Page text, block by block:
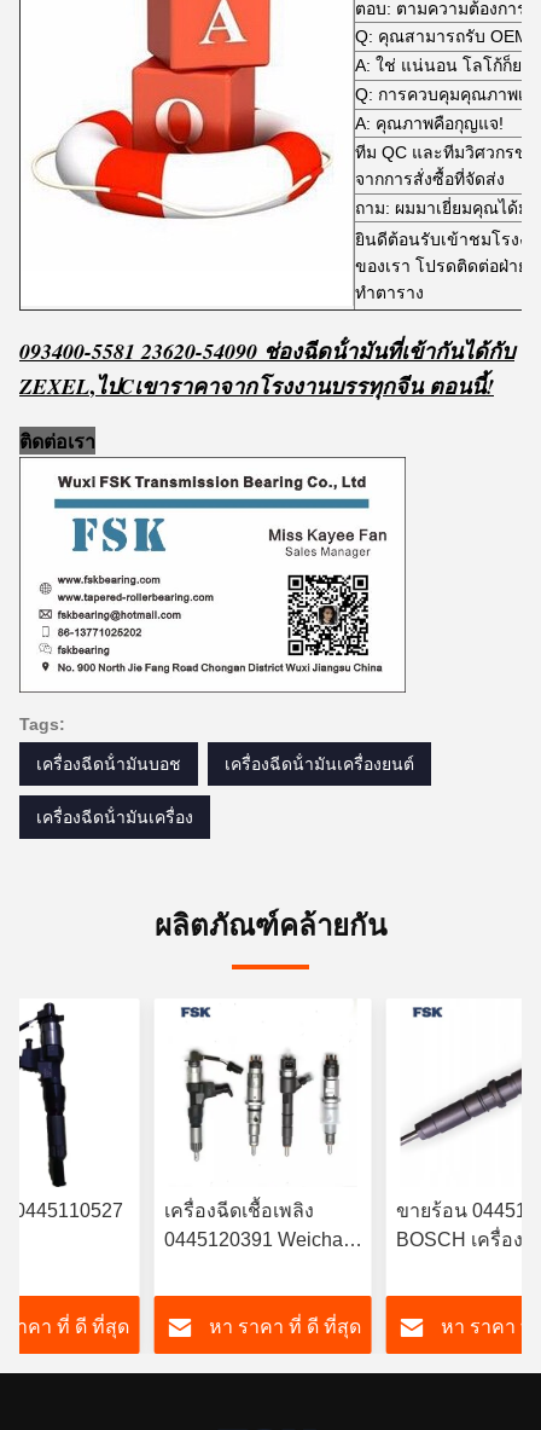
ตอบ: ตามความต้องการ
Q: คุณสามารถรับ OEM
A: ใช่ แน่นอน โลโก้ก็ยอ
Q: การควบคุมคุณภาพเป็
A: คุณภาพคือกุญแจ!
ทีม QC และทีมวิศวกรขอ
จากการสั่งซื้อที่จัดส่ง
ถาม: ผมมาเยี่ยมคุณได้มั้
ยินดีต้อนรับเข้าชมโรงง
ของเรา โปรดติดต่อฝ่าย
ทําตาราง
093400-5581 23620-54090 ช่องฉีดน้ํามันที่เข้ากันได้กับ
ZEXEL,ไปCเขาราคาจากโรงงานบรรทุกจีน ตอนนี้!
ติดต่อเรา
Tags:
เครื่องฉีดน้ํามันบอช เครื่องฉีดน้ํามันเครื่องยนต์
เครื่องฉีดน้ํามันเครื่อง
ผลิตภัณฑ์คล้ายกัน
0445110527
ต์ เครื่องฉีด
อิเล็กทรอนิกส์
เชื้อเพลิง
ราคา ที่ ดี ที่สุด
เครื่องฉีดเชื้อเพลิง
0445120391 Weichai
เพลิง 612630090055
ทนทาน FSKG
หา ราคา ที่ ดี ที่สุด
ขายร้อน
BOSCH เครื่อง
รับ Mercedes
A6420701287
หา ราคา ที่